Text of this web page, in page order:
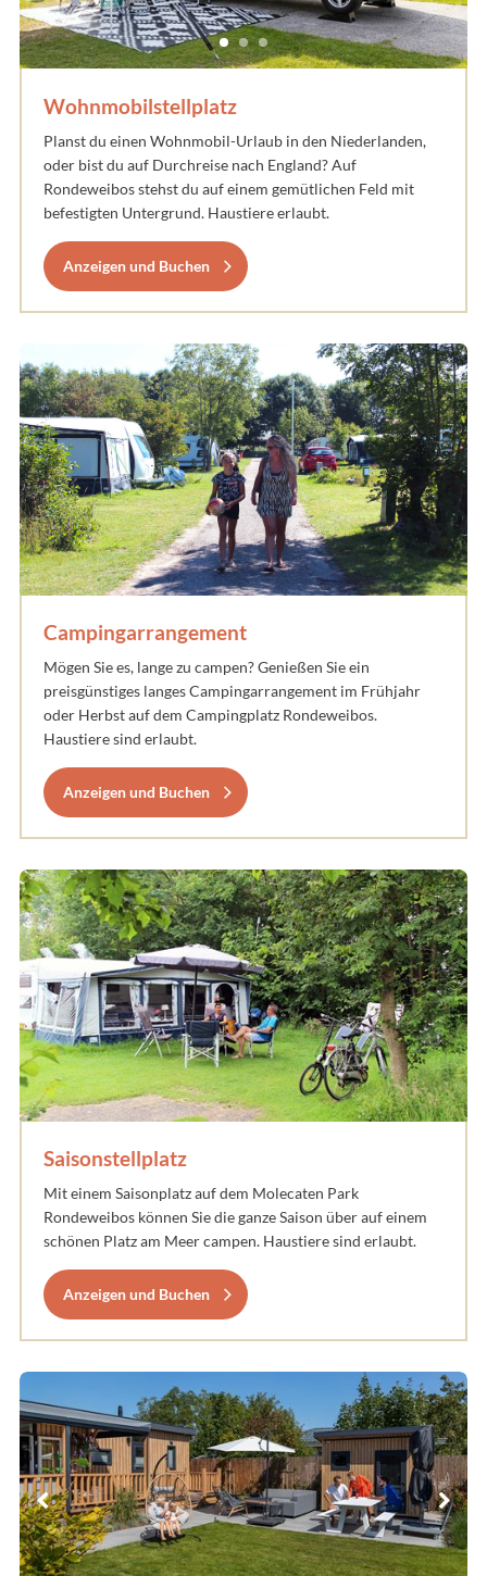
Wohnmobilstellplatz
Planst du einen Wohnmobil-Urlaub in den Niederlanden,
oder bist du auf Durchreise nach England? Auf
Rondeweibos stehst du auf einem gemütlichen Feld mit
befestigten Untergrund. Haustiere erlaubt.
Anzeigen und Buchen
Campingarrangement
Mögen Sie es, lange zu campen? Genießen Sie ein
preisgünstiges langes Campingarrangement im Frühjahr
oder Herbst auf dem Campingplatz Rondeweibos.
Haustiere sind erlaubt.
Anzeigen und Buchen
Saisonstellplatz
Mit einem Saisonplatz auf dem Molecaten Park
Rondeweibos können Sie die ganze Saison über auf einem
schönen Platz am Meer campen. Haustiere sind erlaubt.
Anzeigen und Buchen